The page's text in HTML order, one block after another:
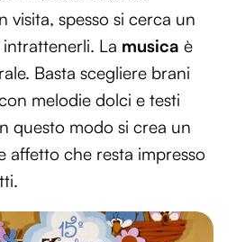
visita, spesso si cerca un
La musica è
Basta scegliere brani
melodie dolci e testi
questo modo si crea un
affetto che resta impresso